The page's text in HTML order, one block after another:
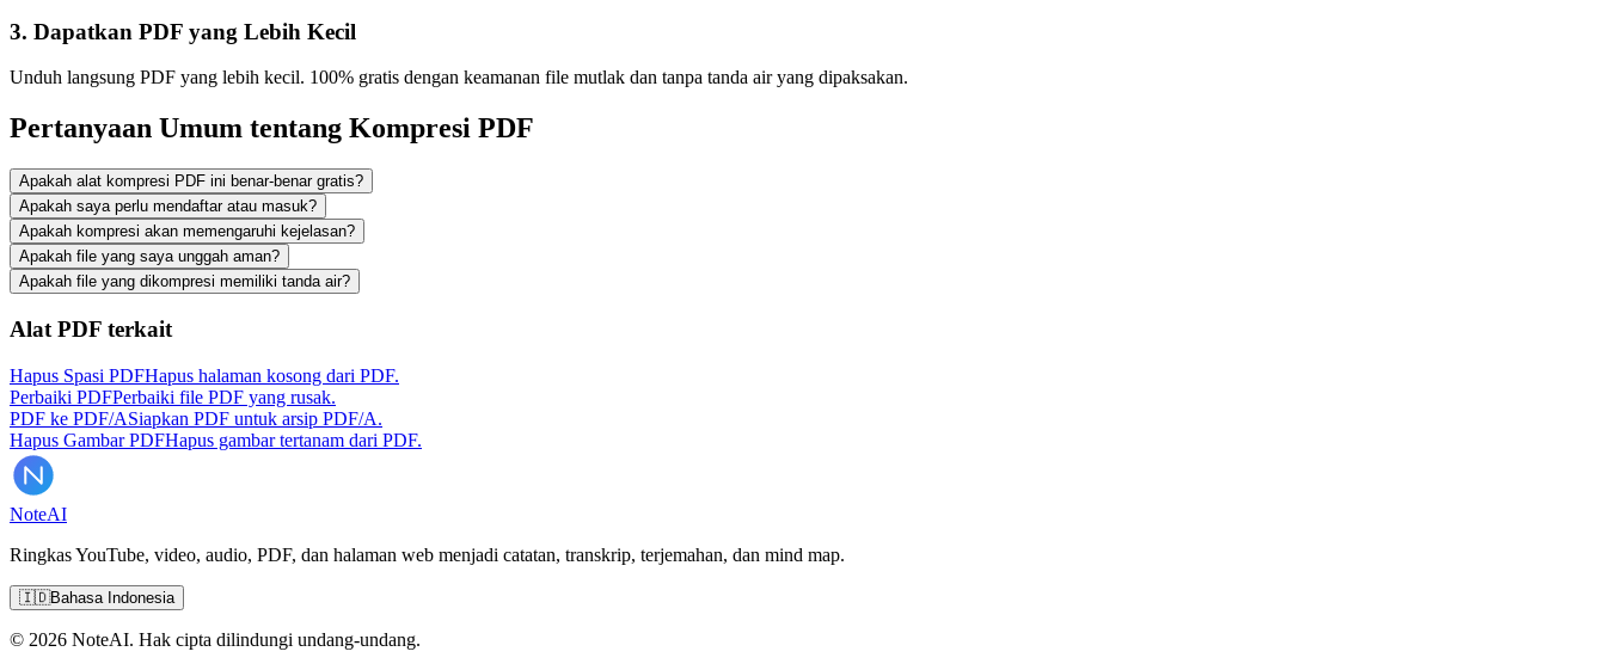
3. Dapatkan PDF yang Lebih Kecil
Unduh langsung PDF yang lebih kecil. 100% gratis dengan keamanan file mutlak dan tanpa tanda air yang dipaksakan.
Pertanyaan Umum tentang Kompresi PDF
Apakah alat kompresi PDF ini benar-benar gratis?
Apakah saya perlu mendaftar atau masuk?
Apakah kompresi akan memengaruhi kejelasan?
Apakah file yang saya unggah aman?
Apakah file yang dikompresi memiliki tanda air?
Alat PDF terkait
Hapus Spasi PDFHapus halaman kosong dari PDF.
Perbaiki PDFPerbaiki file PDF yang rusak.
PDF ke PDF/ASiapkan PDF untuk arsip PDF/A.
Hapus Gambar PDFHapus gambar tertanam dari PDF.
NoteAI
Ringkas YouTube, video, audio, PDF, dan halaman web menjadi catatan, transkrip, terjemahan, dan mind map.
🇮🇩Bahasa Indonesia
© 2026 NoteAI. Hak cipta dilindungi undang-undang.